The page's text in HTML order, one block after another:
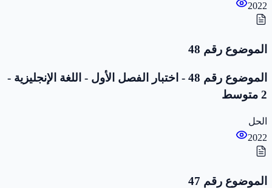
2022
الموضوع رقم 48
الموضوع رقم 48 - اختبار الفصل الأول - اللغة الإنجليزية -
2 متوسط
الحل
2022
الموضوع رقم 47